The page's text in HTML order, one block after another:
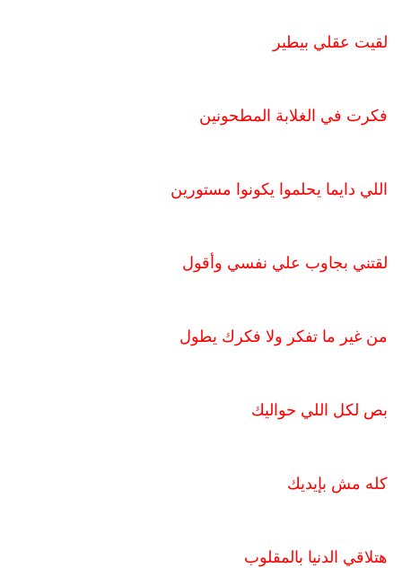
لقيت عقلي بيطير
فكرت في الغلابة المطحونين
اللي دايما يحلموا يكونوا مستورين
لقتني بجاوب علي نفسي وأقول
من غير ما تفكر ولا فكرك يطول
بص لكل اللي حواليك
كله مش بإيديك
هتلاقي الدنيا بالمقلوب